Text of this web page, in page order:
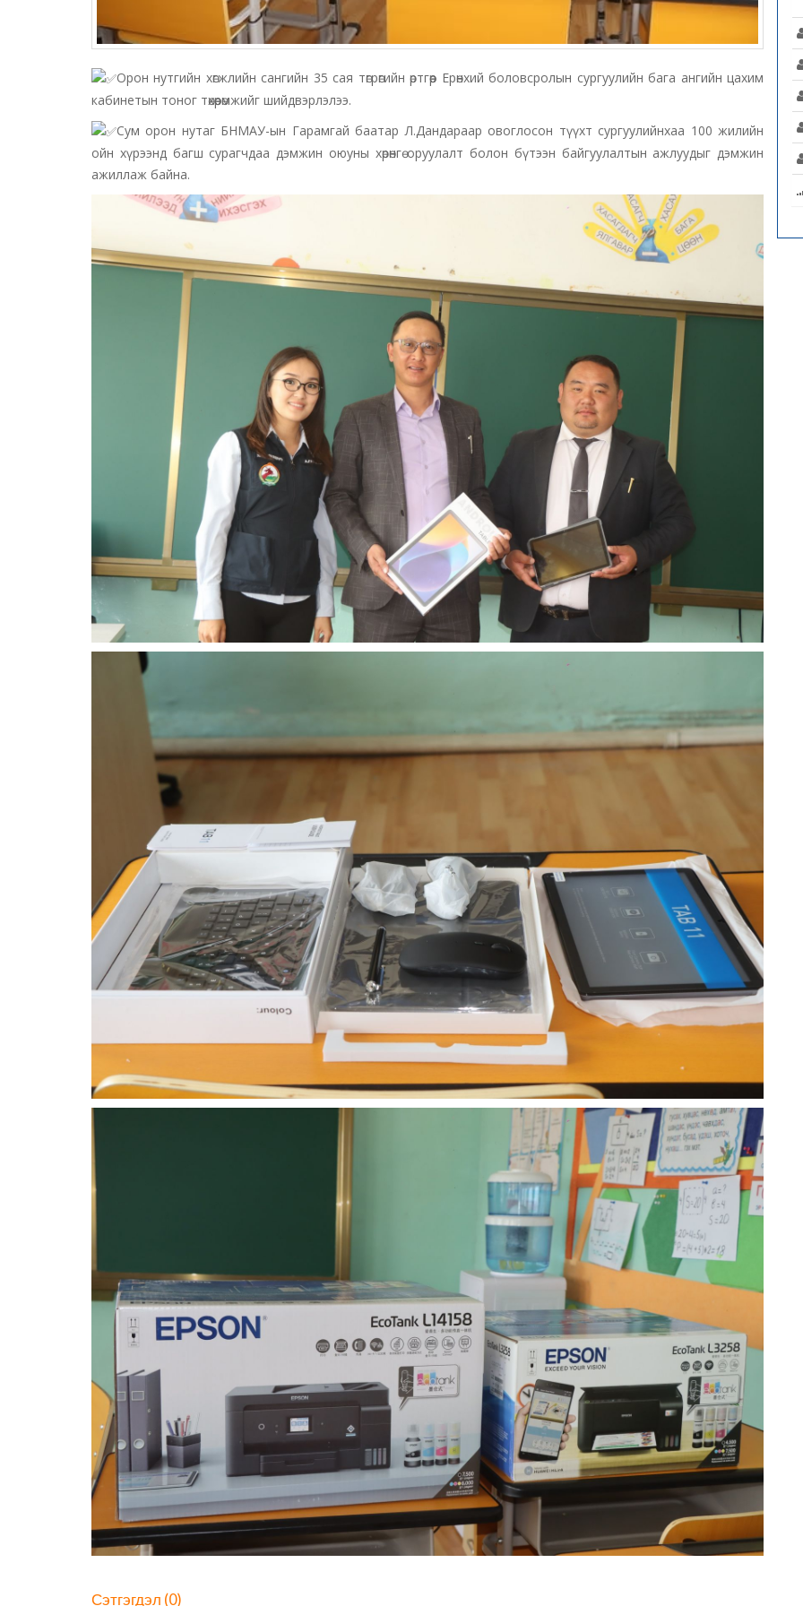
Орон нутгийн хөгжлийн сангийн 35 сая төгрөгийн өртгөөр Ерөнхий боловсролын сургуулийн бага ангийн цахим
кабинетын тоног төхөөрөмжийг шийдвэрлэлээ.
Сум орон нутаг БНМАУ-ын Гарамгай баатар Л.Дандараар овоглосон түүхт сургуулийнхаа 100 жилийн
ойн хүрээнд багш сурагчдаа дэмжин оюуны хөрөнгө оруулалт болон бүтээн байгуулалтын ажлуудыг дэмжин
ажиллаж байна.
Сэтгэгдэл (0)